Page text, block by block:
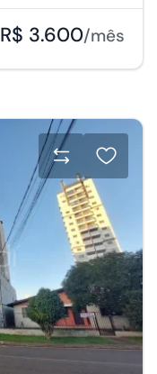
R$ 3.600/mês